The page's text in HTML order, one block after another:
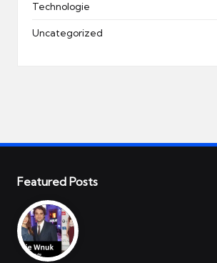
Technologie
Uncategorized
Featured Posts